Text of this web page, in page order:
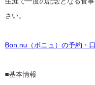
さい。
Bon.nu（ボニュ）の予約・
■基本情報